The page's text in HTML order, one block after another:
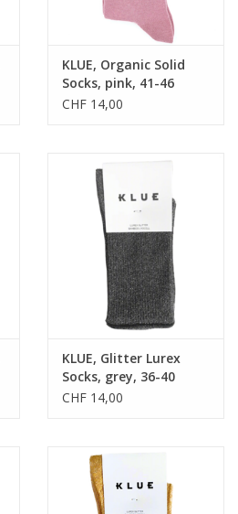
KLUE, Organic Solid
Socks, pink, 41-46
CHF 14,00
KLUE, Glitter Lurex
Socks, grey, 36-40
CHF 14,00